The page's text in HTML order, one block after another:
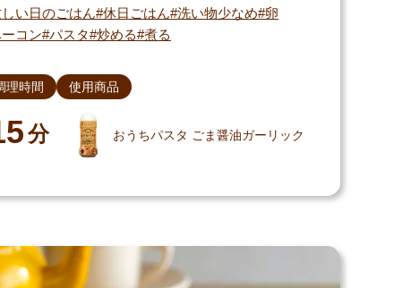
い日のごはん 休日ごはん 洗い物少なめ 卵
コン パスタ 炒める 煮る
理時間
分
使用商品
おうちパスタ ごま醤油ガーリック